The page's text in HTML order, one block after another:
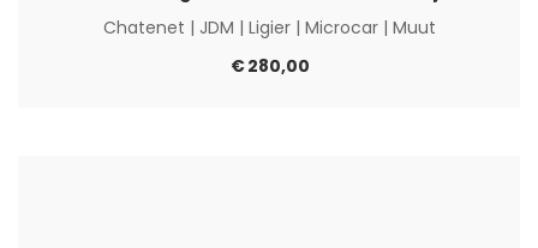
Chatenet | JDM | Ligier| Microcar| Muut
€280,00